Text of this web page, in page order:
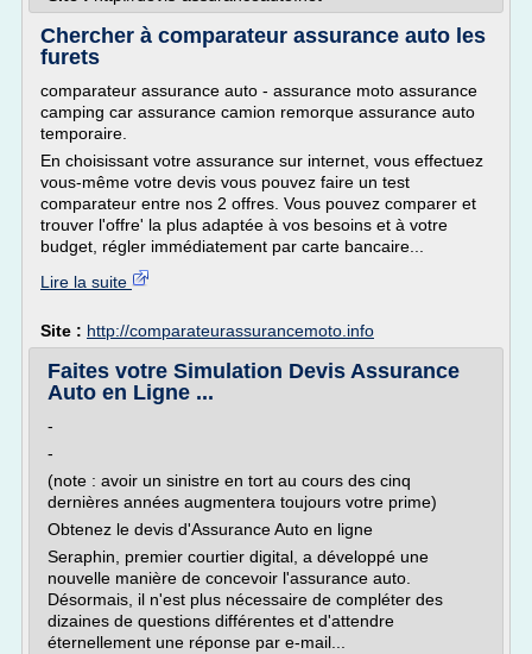
Chercher à comparateur assurance auto les
furets
comparateur assurance auto - assurance moto assurance
camping car assurance camion remorque assurance auto
temporaire.
En choisissant votre assurance sur internet, vous effectuez
vous-même votre devis vous pouvez faire un test
comparateur entre nos 2 offres. Vous pouvez comparer et
trouver l'offre' la plus adaptée à vos besoins et à votre
budget, régler immédiatement par carte bancaire...
Lire la suite
Site : http://comparateurassurancemoto.info
Faites votre Simulation Devis Assurance
Auto en Ligne ...
-
-
(note : avoir un sinistre en tort au cours des cinq
dernières années augmentera toujours votre prime)
Obtenez le devis d'Assurance Auto en ligne
Seraphin, premier courtier digital, a développé une
nouvelle manière de concevoir l'assurance auto.
Désormais, il n'est plus nécessaire de compléter des
dizaines de questions différentes et d'attendre
éternellement une réponse par e-mail...